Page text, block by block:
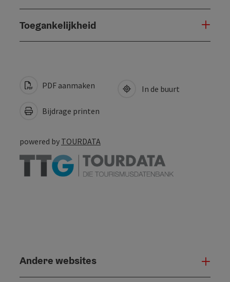
Toegankelijkheid
PDF aanmaken
Bijdrage printen
In de buurt
powered by TOURDATA
Andere websites